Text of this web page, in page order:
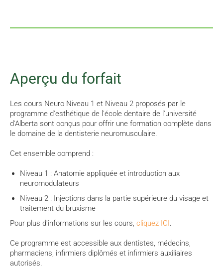
Aperçu du forfait
Les cours Neuro Niveau 1 et Niveau 2 proposés par le
programme d'esthétique de l'école dentaire de l'université
d'Alberta sont conçus pour offrir une formation complète dans
le domaine de la dentisterie neuromusculaire.
Cet ensemble comprend :
Niveau 1 : Anatomie appliquée et introduction aux
neuromodulateurs
Niveau 2 : Injections dans la partie supérieure du visage et
traitement du bruxisme
Pour plus d'informations sur les cours, cliquez ICI .
Ce programme est accessible aux dentistes, médecins,
pharmaciens, infirmiers diplômés et infirmiers auxiliaires
autorisés.